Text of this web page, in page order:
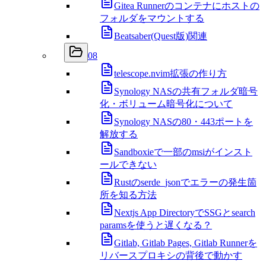
Gitea Runnerのコンテナにホストの
フォルダをマウントする
Beatsaber(Quest版)関連
08
telescope.nvim拡張の作り方
Synology NASの共有フォルダ暗号
化・ボリューム暗号化について
Synology NASの80・443ポートを
解放する
Sandboxieで一部のmsiがインスト
ールできない
Rustのserde_jsonでエラーの発生箇
所を知る方法
Nextjs App DirectoryでSSGとsearch
paramsを使うと遅くなる？
Gitlab, Gitlab Pages, Gitlab Runnerを
リバースプロキシの背後で動かす